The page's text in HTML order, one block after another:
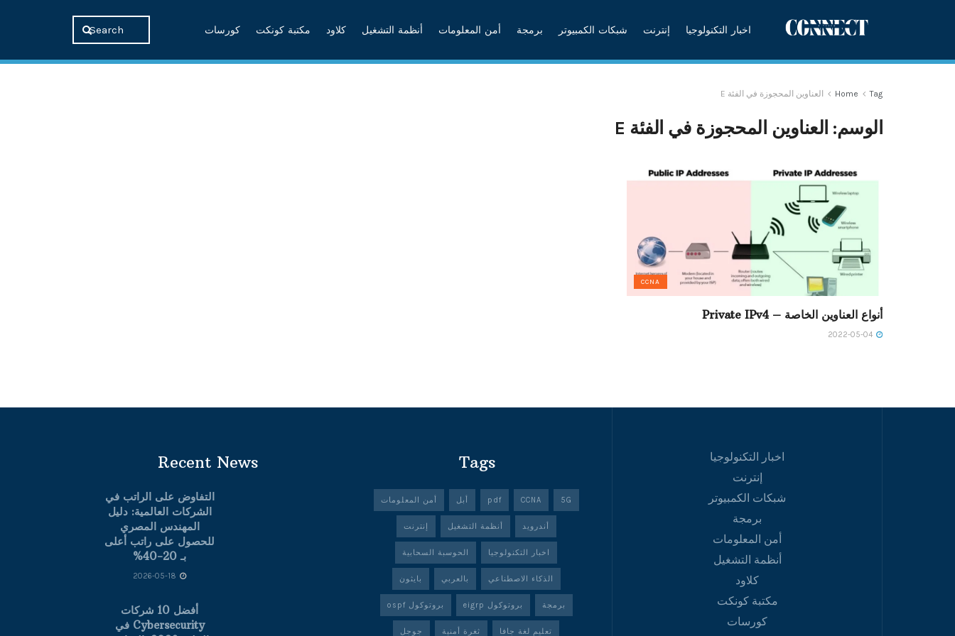
اخبار التكنولوجيا إنترنت شبكات الكمبيوتر برمجة أمن المعلومات أنظمة التشغيل كلاود مكتبة كونكت كورسات
Home Tag العناوين المحجوزة في الفئة E
الوسم: العناوين المحجوزة في الفئة E
CCNA
أنواع العناوين الخاصة – Private IPv4
اخبار التكنولوجيا
إنترنت
شبكات الكمبيوتر
برمجة
أمن المعلومات
أنظمة التشغيل
كلاود
مكتبة كونكت
كورسات
Tags
5G
CCNA
pdf أبل أمن المعلومات
أندرويد أنظمة التشغيل إنترنت
اخبار التكنولوجيا الحوسبة السحابية
الذكاء الاصطناعي بالعربي بايثون
برمجة بروتوكول eigrp بروتوكول ospf
تعليم لغة جافا ثغرة أمنية جوجل
Recent News
التفاوض على الراتب في
الشركات العالمية: دليل
المهندس المصري
للحصول على راتب أعلى
بـ 20-40%
أفضل 10 شركات
Cybersecurity في